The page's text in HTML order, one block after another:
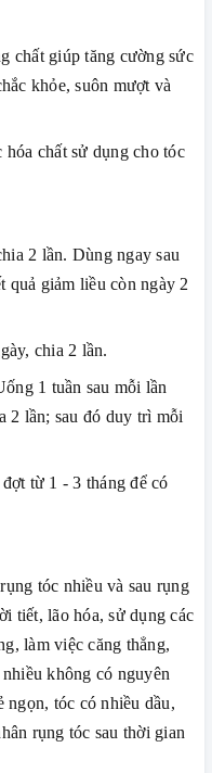
chất giúp tăng cường sức
khỏe, suôn mượt và
chất sử dụng cho tóc
2 lần. Dùng ngay sau
quả giảm liều còn ngày 2
chia 2 lần.
1 tuần sau mỗi lần
2 lần; sau đó duy trì mỗi
từ 1 - 3 tháng để có
tóc nhiều và sau rụng
tiết, lão hóa, sử dụng các
làm việc căng thẳng,
không có nguyên
tóc có nhiều dầu,
rụng tóc sau thời gian